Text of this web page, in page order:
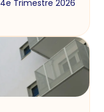
4e Trimestre 2026